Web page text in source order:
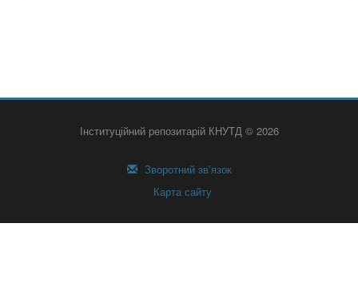
Інституційний репозитарій КНУТД © 2026
Зворотний зв’язок
Карта сайту